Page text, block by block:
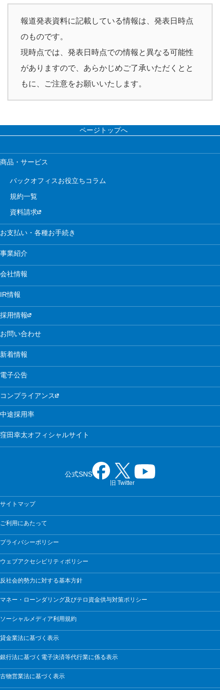
報道発表資料に記載している情報は、発表日時点
のものです。
現時点では、発表日時点での情報と異なる可能性
がありますので、あらかじめご了承いただくとと
もに、ご注意をお願いいたします。
ページトップへ
商品・サービス
バックオフィスお役立ちコラム
規約一覧
資料請求
お支払い・各種お手続き
事業紹介
会社情報
IR情報
採用情報
お問い合わせ
新着情報
電子公告
コンプライアンス
中途採用率
窪田幸太オフィシャルサイト
公式SNS
旧 Twitter
サイトマップ
ご利用にあたって
プライバシーポリシー
ウェブアクセシビリティポリシー
反社会的勢力に対する基本方針
マネー・ローンダリング及びテロ資金供与対策ポリシー
ソーシャルメディア利用規約
貸金業法に基づく表示
銀行法に基づく電子決済等代行業に係る表示
古物営業法に基づく表示